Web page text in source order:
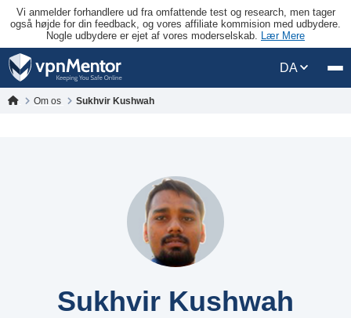
Vi anmelder forhandlere ud fra omfattende test og research, men tager
også højde for din feedback, og vores affiliate kommision med udbydere.
Nogle udbydere er ejet af vores moderselskab. Lær Mere
DA
Om os Sukhvir Kushwah
Sukhvir Kushwah